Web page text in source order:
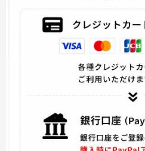
ガーディアンズ・オブ・ギャラクシー
ジャスティス・リーグ
サイコブレイク